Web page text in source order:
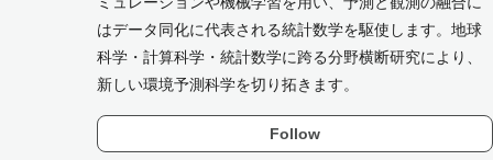
はデータ同化に代表される統計数学を駆使します。地球
科学・計算科学・統計数学に跨る分野横断研究により、
新しい環境予測科学を切り拓きます。
Follow